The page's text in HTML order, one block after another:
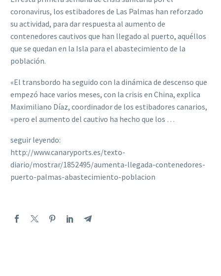
coronavirus, los estibadores de Las Palmas han reforzado
su actividad, para dar respuesta al aumento de
contenedores cautivos que han llegado al puerto, aquéllos
que se quedan en la Isla para el abastecimiento de la
población.
«El transbordo ha seguido con la dinámica de descenso que
empezó hace varios meses, con la crisis en China, explica
Maximiliano Díaz, coordinador de los estibadores canarios,
«pero el aumento del cautivo ha hecho que los …
seguir leyendo:
http://www.canaryports.es/texto-
diario/mostrar/1852495/aumenta-llegada-contenedores-
puerto-palmas-abastecimiento-poblacion